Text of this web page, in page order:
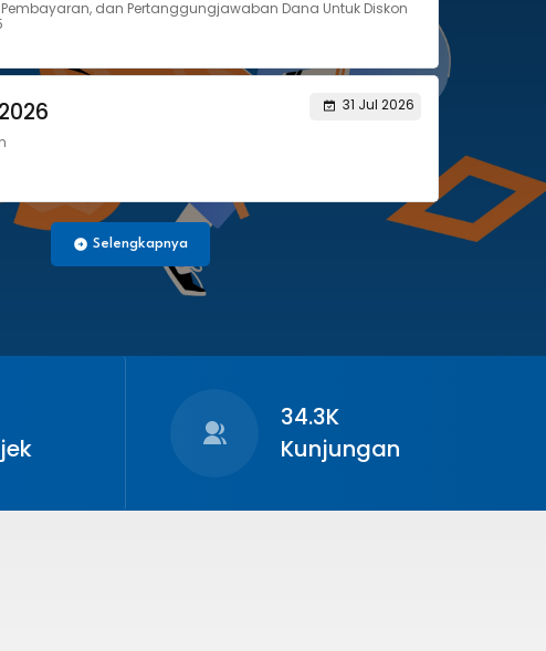
dan Pertanggungjawaban Dana Untuk Diskon
31 Jul 2026
Selengkapnya
34.3K
Kunjungan